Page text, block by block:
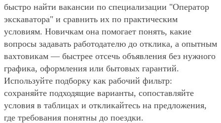
быстро найти вакансии по специализации "Оператор
экскаватора" и сравнить их по практическим
условиям. Новичкам она помогает понять, какие
вопросы задавать работодателю до отклика, а опытным
вахтовикам — быстрее отсечь объявления без нужного
графика, оформления или бытовых гарантий.
Используйте подборку как рабочий фильтр:
сохраняйте подходящие варианты, сопоставляйте
условия в таблицах и откликайтесь на предложения,
где требования понятны до поездки.